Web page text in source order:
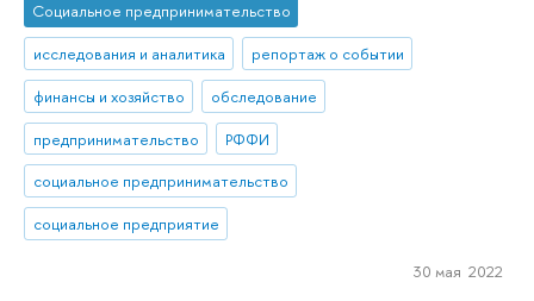
Социальное предпринимательство
исследования и аналитика
репортаж о событии
финансы и хозяйство
обследование
предпринимательство
РФФИ
социальное предпринимательство
социальное предприятие
30 мая 2022